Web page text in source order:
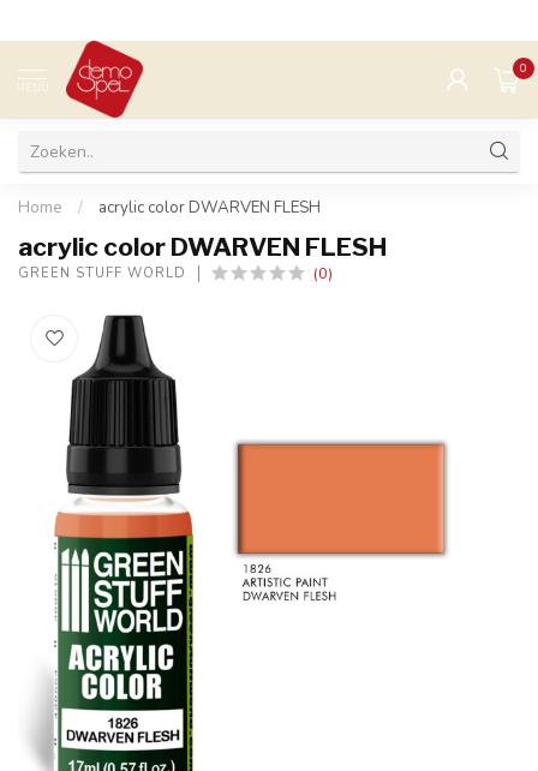
MENU
0
Home / acrylic color DWARVEN FLESH
acrylic color DWARVEN FLESH
GREEN STUFF WORLD (0)